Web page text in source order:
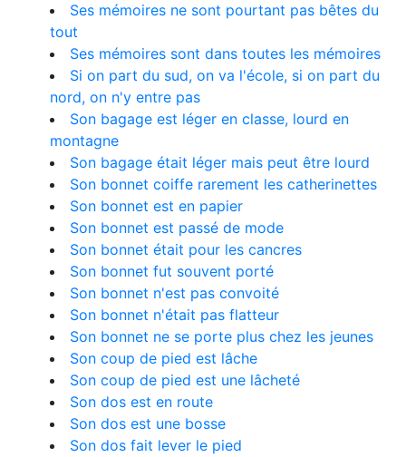
Ses mémoires ne sont pourtant pas bêtes du
tout
Ses mémoires sont dans toutes les mémoires
Si on part du sud, on va l'école, si on part du
nord, on n'y entre pas
Son bagage est léger en classe, lourd en
montagne
Son bagage était léger mais peut être lourd
Son bonnet coiffe rarement les catherinettes
Son bonnet est en papier
Son bonnet est passé de mode
Son bonnet était pour les cancres
Son bonnet fut souvent porté
Son bonnet n'est pas convoité
Son bonnet n'était pas flatteur
Son bonnet ne se porte plus chez les jeunes
Son coup de pied est lâche
Son coup de pied est une lâcheté
Son dos est en route
Son dos est une bosse
Son dos fait lever le pied